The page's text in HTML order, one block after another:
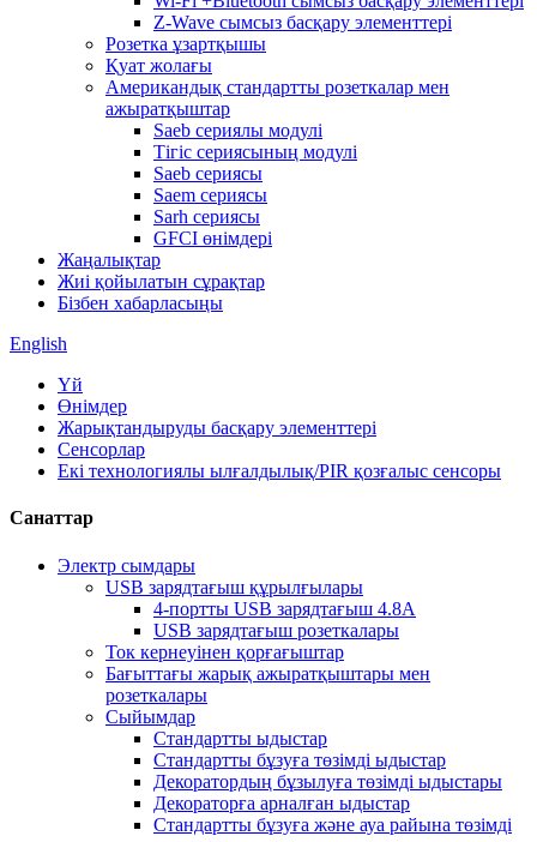
Z-Wave сымсыз басқару элементтері
Розетка ұзартқышы
Қуат жолағы
Американдық стандартты розеткалар мен
ажыратқыштар
Saeb сериялы модулі
Тігіс сериясының модулі
Saeb сериясы
Saem сериясы
Sarh сериясы
GFCI өнімдері
Жаңалықтар
Жиі қойылатын сұрақтар
Бізбен хабарласыңы
English
Үй
Өнімдер
Жарықтандыруды басқару элементтері
Сенсорлар
Екі технологиялы ылғалдылық/PIR қозғалыс сенсоры
Санаттар
Электр сымдары
USB зарядтағыш құрылғылары
4-портты USB зарядтағыш 4.8A
USB зарядтағыш розеткалары
Ток кернеуінен қорғағыштар
Бағыттағы жарық ажыратқыштары мен
розеткалары
Сыйымдар
Стандартты ыдыстар
Стандартты бұзуға төзімді ыдыстар
Декоратордың бұзылуға төзімді ыдыстары
Декораторға арналған ыдыстар
Стандартты бұзуға және ауа райына төзімді